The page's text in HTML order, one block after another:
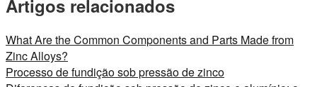
Artigos relacionados
What Are the Common Components and Parts Made from
Zinc Alloys?
Processo de fundição sob pressão de zinco